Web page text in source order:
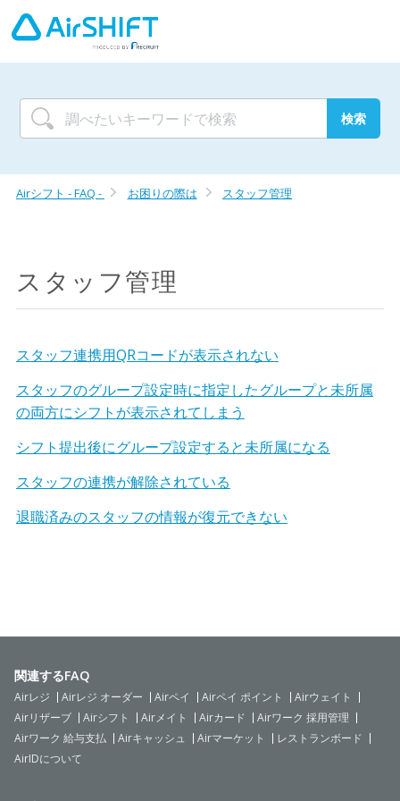
Airシフト - FAQ - お困りの際は スタッフ管理
スタッフ管理
スタッフ連携用QRコードが表示されない
スタッフのグループ設定時に指定したグループと未所属
の両方にシフトが表示されてしまう
シフト提出後にグループ設定すると未所属になる
スタッフの連携が解除されている
退職済みのスタッフの情報が復元できない
関連するFAQ
Airレジ Airレジ オーダー Airペイ Airペイ ポイント
Airウェイト
Airリザーブ
Airシフト Airメイト Airカード
Airワーク 採用管理
Airワーク 給与支払
Airキャッシュ Airマーケット
レストランボード
AirIDについて